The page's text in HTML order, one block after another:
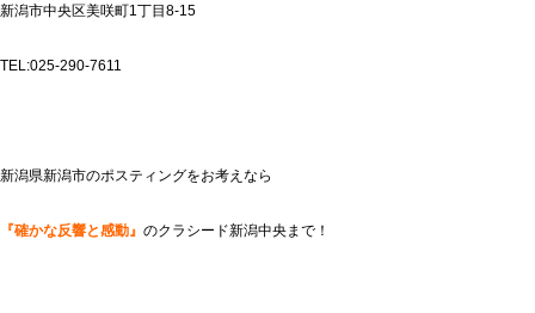
新潟市中央区美咲町1丁目8-15
TEL:025-290-7611
新潟県新潟市のポスティングをお考えなら
『確かな反響と感動』 のクラシード新潟中央まで！